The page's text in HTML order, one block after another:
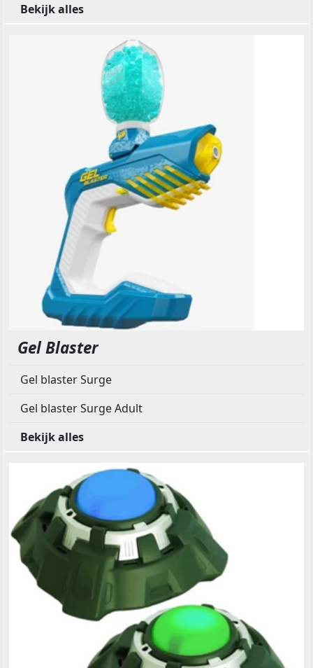
Bekijk alles
Gel Blaster
Gel blaster Surge
Gel blaster Surge Adult
Bekijk alles